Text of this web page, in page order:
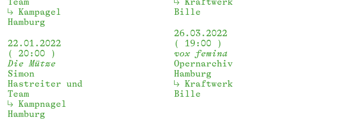
Team
Kampagel
Hamburg
22.01.2022
20:00
Die Mütze
Simon
Hastreiter und
Team
Kampnagel
Hamburg
Kraftwerk
Bille
26.03.2022
19:00
vox femina
Opernarchiv
Hamburg
Kraftwerk
Bille